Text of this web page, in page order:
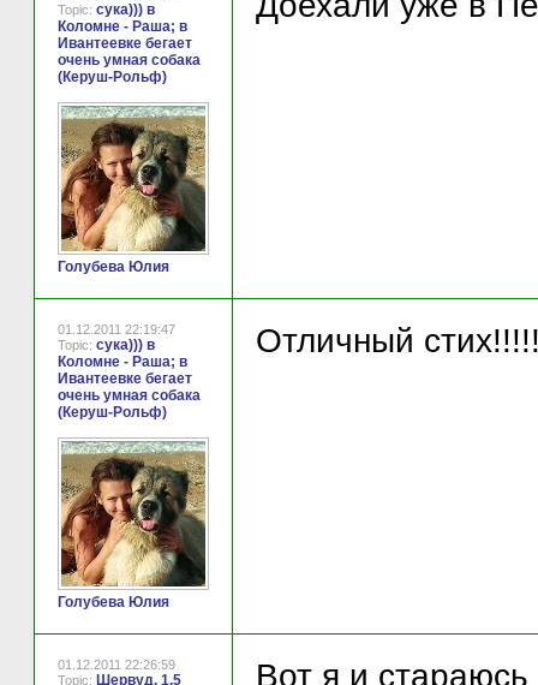
Topic: сука))) в
Коломне - Раша; в
Ивантеевке бегает
очень умная собака
(Керуш-Рольф)
Голубева Юлия
01.12.2011 22:19:47
Topic: сука))) в
Коломне - Раша; в
Ивантеевке бегает
очень умная собака
(Керуш-Рольф)
Голубева Юлия
Отличный
01.12.2011 22:26:59
Topic: Шервуд, 1,5 Вот я и